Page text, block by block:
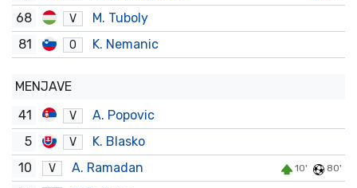
68 V
M. Tuboly
81
O K. Nemanic
MENJAVE
41
V
A. Popovic
5
V
K. Blasko
10
V A. Ramadan 10' 80'